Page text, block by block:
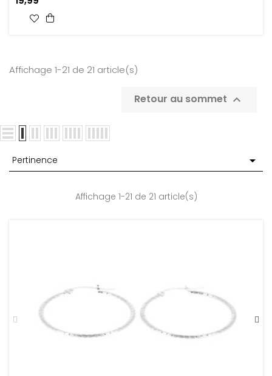
Affichage 1-21 de 21 article(s)
Retour au sommet 
Pertinence 
Affichage 1-21 de 21 article(s)